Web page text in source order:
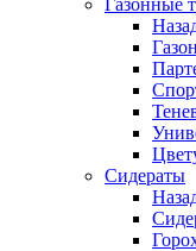
Газонные
Сидераты